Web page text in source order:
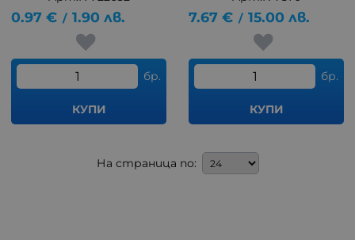
0.97 € / 1.90 лв.
бр.
КУПИ
7.67 € / 15.00 лв.
бр.
КУПИ
На страница по: